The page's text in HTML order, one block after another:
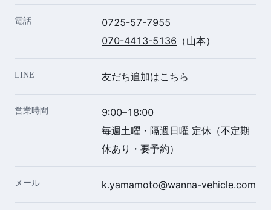
電話
0725-57-7955
070-4413-5136 （山本）
LINE 友だち追加はこちら
営業時間
9:00–18:00
毎週土曜・隔週日曜 定休（不定期
休あり・要予約）
メール k.yamamoto@wanna-vehicle.com